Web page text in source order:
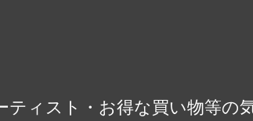
ィスト・お得な買い物等の